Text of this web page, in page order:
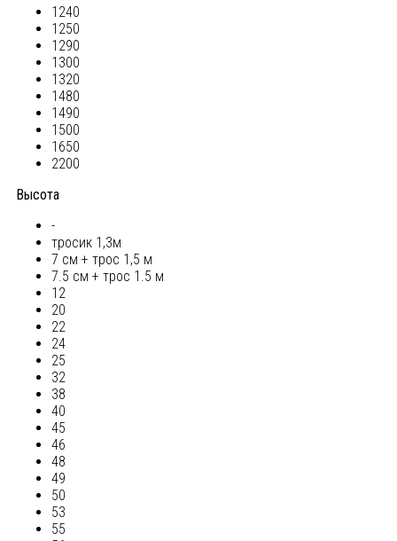
1240
1250
1290
1300
1320
1480
1490
1500
1650
2200
Высота
-
тросик 1,3м
7 см + трос 1,5 м
7.5 см + трос 1.5 м
12
20
22
24
25
32
38
40
45
46
48
49
50
53
55